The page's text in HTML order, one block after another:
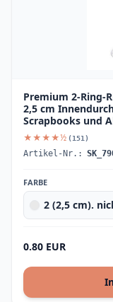
Premium 2-Ring-
2,5 cm
Scrapbooks und
★★★★½ (151)
Artikel-Nr.:
FARBE
2 (2,5 cm).
0.80 EUR